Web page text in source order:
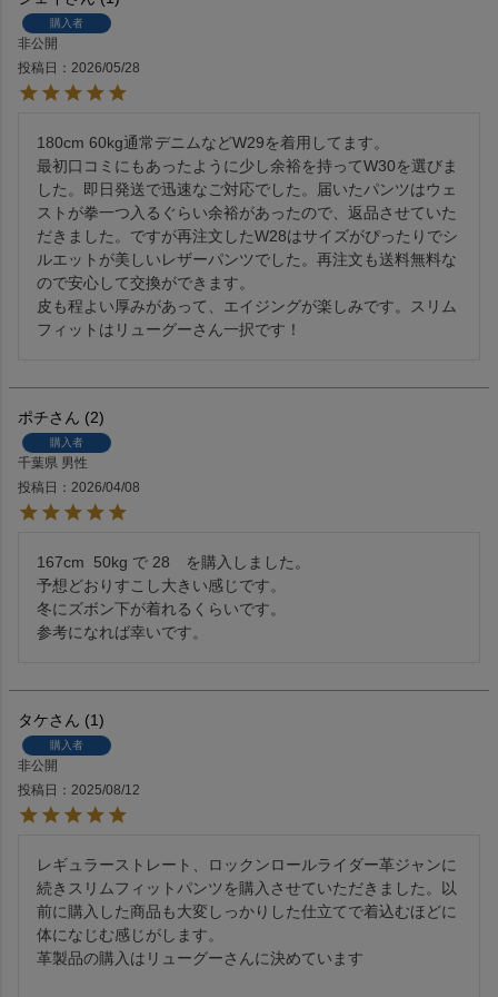
購入者
非公開
投稿日
2026/05/28
180cm 60kg通常デニムなどW29を着用してます。
最初口コミにもあったように少し余裕を持ってW30を選びま
した。即日発送で迅速なご対応でした。届いたパンツはウェ
ストが拳一つ入るぐらい余裕があったので、返品させていた
だきました。ですが再注文したW28はサイズがぴったりでシ
ルエットが美しいレザーパンツでした。再注文も送料無料な
ので安心して交換ができます。
皮も程よい厚みがあって、エイジングが楽しみです。スリム
フィットはリューグーさん一択です！
ポチ 2
購入者
千葉県 男性
投稿日
2026/04/08
167cm  50kg で 28　を購入しました。
予想どおりすこし大きい感じです。
冬にズボン下が着れるくらいです。
タケ 1
購入者
非公開
投稿日
2025/08/12
レギュラーストレート、ロックンロールライダー革ジャンに
続きスリムフィットパンツを購入させていただきました。以
前に購入した商品も大変しっかりした仕立てで着込むほどに
体になじむ感じがします。
革製品の購入はリューグーさんに決めています